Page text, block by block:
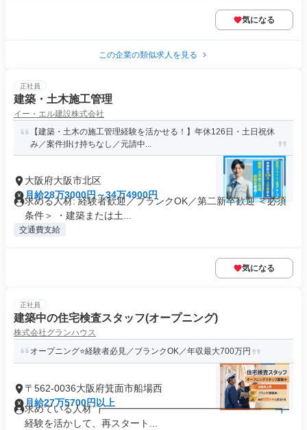
気になる
この企業の類似求人を見る
正社員
建築・土木施工管理
イー・エル建設株式会社
【建築・土木の施工管理経験を活かせる！】年休126日・土日祝休
み／案件掛け持ちなし／元請中...
大阪府大阪市北区
月給28万3000円～34万4900円
求める人材: 経験者歓迎／ブランクOK／第二新卒歓迎 ＜必須
条件＞ ・建築または土...
交通費支給
気になる
正社員
建築中の住宅検査スタッフ(オープニング)
株式会社グランハウス
オープニング⭐経験者必見／ブランクOK／年収最大700万円
〒562-0036大阪府箕面市船場西
月給27万5700円以上
求めている人材 ┏━━━━━━━━━━━━━━━━━━┓
経験を活かして、再スタート...